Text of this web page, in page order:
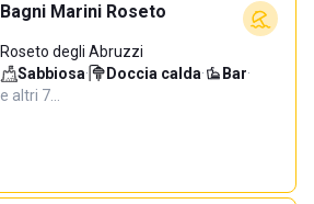
Bagni Marini Roseto
Roseto degli Abruzzi
Sabbiosa· Doccia calda· Bar·
e altri 7…